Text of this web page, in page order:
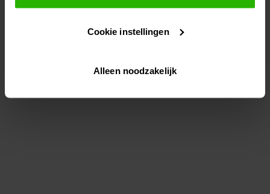
gepersonaliseerde advertenties te plaatsen.
Lees hier meer over in onsprivacybeleid
Via "Cookie instellingen" kun je ook zelf instellen welke
Cookie instellingen
Alleen noodzakelijk